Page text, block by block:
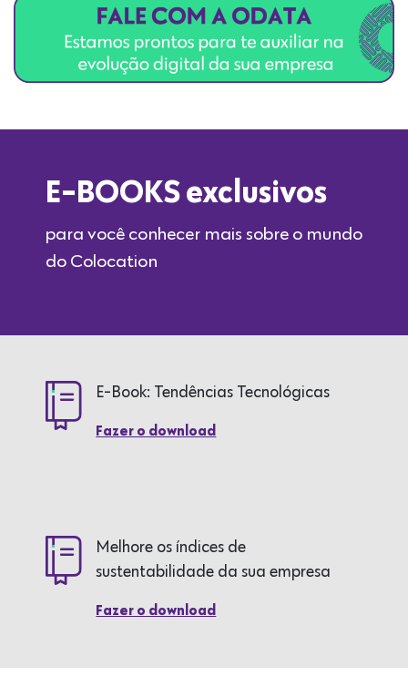
E-BOOKS exclusivos
para você conhecer mais sobre o mundo
do Colocation
E-Book: Tendências Tecnológicas
Fazer o download
Melhore os índices de
sustentabilidade da sua empresa
Fazer o download